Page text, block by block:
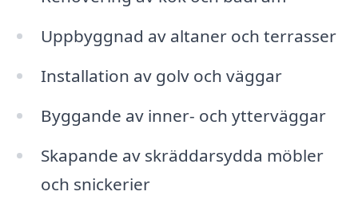
Uppbyggnad av altaner och terrasser
Installation av golv och väggar
Byggande av inner- och ytterväggar
Skapande av skräddarsydda möbler
och snickerier